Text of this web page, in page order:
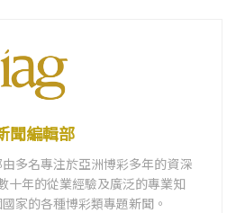
聞編輯部
由多名專注於亞洲博彩多年的資深
十年的從業經驗及廣泛的專業知
家的各種博彩類專題新聞。